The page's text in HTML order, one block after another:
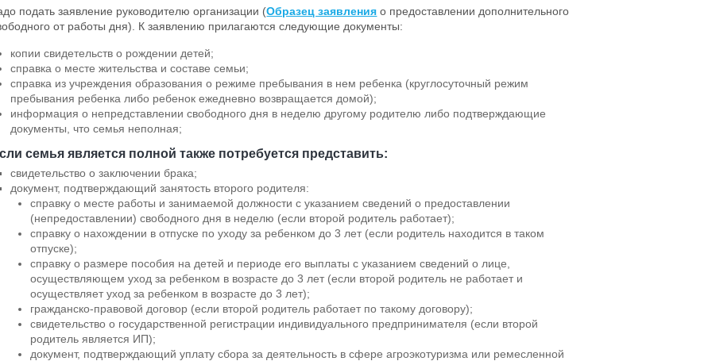
подать заявление руководителю организации (Образец заявления о предоставлении дополнительного
от работы дня). К заявлению прилагаются следующие документы:
копии свидетельств о рождении детей;
справка о месте жительства и составе семьи;
справка из учреждения образования о режиме пребывания в нем ребенка (круглосуточный режим
пребывания ребенка либо ребенок ежедневно возвращается домой);
информация о непредставлении свободного дня в неделю другому родителю либо подтверждающие
документы, что семья неполная;
семья является полной также потребуется представить:
свидетельство о заключении брака;
документ, подтверждающий занятость второго родителя:
справку о месте работы и занимаемой должности с указанием сведений о предоставлении
(непредоставлении) свободного дня в неделю (если второй родитель работает);
справку о нахождении в отпуске по уходу за ребенком до 3 лет (если родитель находится в таком
отпуске);
справку о размере пособия на детей и периоде его выплаты с указанием сведений о лице,
осуществляющем уход за ребенком в возрасте до 3 лет (если второй родитель не работает и
осуществляет уход за ребенком в возрасте до 3 лет);
гражданско-правовой договор (если второй родитель работает по такому договору);
свидетельство о государственной регистрации индивидуального предпринимателя (если второй
родитель является ИП);
документ, подтверждающий уплату сбора за деятельность в сфере агроэкотуризма или ремесленной